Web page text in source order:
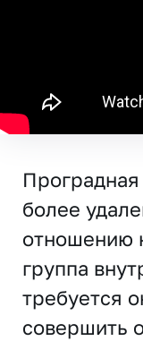
более
отношению
группа
требуется
совершить